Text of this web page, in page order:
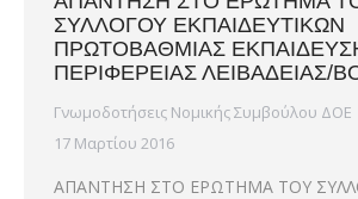
ΣΥΛΛΟΓΟΥ ΕΚΠΑΙΔΕΥΤΙΚΩΝ
ΠΡΩΤΟΒΑΘΜΙΑΣ
ΠΕΡΙΦΕΡΕΙΑΣ ΛΕΙΒΑΔΕΙΑΣ/
Γνωμοδοτήσεις Νομικής Συμβούλου ΔΟΕ
17 Μαρτίου 2016
ΑΠΑΝΤΗΣΗ ΣΤΟ ΕΡΩΤΗΜΑ ΤΟΥ